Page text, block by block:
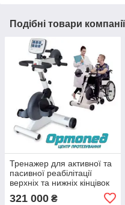
Подібні товари компанії
Тренажер для активної та
пасивної реабілітації
верхніх та нижніх кінцівок
321 000 ₴